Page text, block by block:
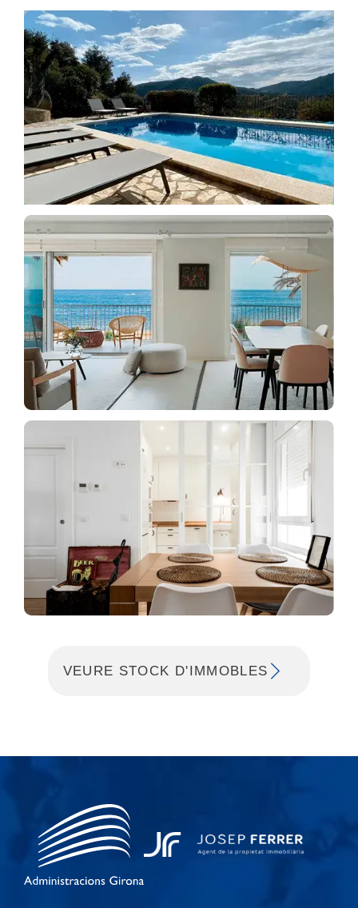
VEURE STOCK D'IMMOBLES